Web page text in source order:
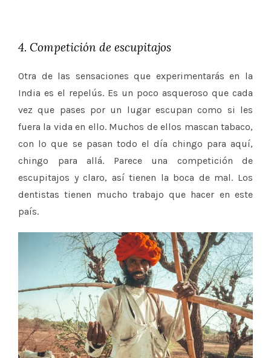
4. Competición de escupitajos
Otra de las sensaciones que experimentarás en la
India es el repelús. Es un poco asqueroso que cada
vez que pases por un lugar escupan como si les
fuera la vida en ello. Muchos de ellos mascan tabaco,
con lo que se pasan todo el día chingo para aquí,
chingo para allá. Parece una competición de
escupitajos y claro, así tienen la boca de mal. Los
dentistas tienen mucho trabajo que hacer en este
país.